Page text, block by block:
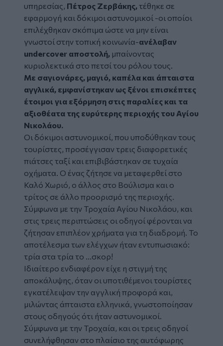
υπηρεσίας, Πέτρος Ζερβάκης,τέθηκε σε
εφαρμογή και δόκιμοι αστυνομικοί -οι οποίοι
επιλέχθηκαν σκόπιμα ώστε να μην είναι
γνωστοί στην τοπική κοινωνία-ανέλαβαν
undercover αποστολή, μπαίνοντας
κυριολεκτικά στο πετσί του ρόλου τους.
Με σαγιονάρες, μαγιό, καπέλα και άπταιστα
αγγλικά, εμφανίστηκαν ως ξένοι επισκέπτες
έτοιμοι για εξόρμηση στις παραλίες και τα
αξιοθέατα της ευρύτερης περιοχής του Αγίου
Νικολάου.
Οι δόκιμοι αστυνομικοί, που υποδύθηκαν τους
τουρίστες, προσέγγισαν τρεις διαφορετικές
πιάτσες ταξί και επιβιβάστηκαν σε τυχαία
οχήματα. Ο ένας ζήτησε να μεταφερθεί στο
Καλό Χωριό, ο άλλος στο Βούλισμα και ο
τρίτος σε άλλο προορισμό της περιοχής.
Σύμφωνα με την Τροχαία Αγίου Νικολάου, και
στις τρεις περιπτώσεις οι οδηγοί φέρονται να
ζήτησαν επιπλέον χρήματα για τη διαδρομή. Το
αποτέλεσμα των ελέγχων ήταν εντυπωσιακό:
τρία στα τρία το ...σκορ!
Ιδιαίτερο ενδιαφέρον είχε η στιγμή της
αποκάλυψης, όταν οι υποτιθέμενοι τουρίστες
εγκατέλειψαν την αγγλική προφορά και,
μιλώντας άπταιστα ελληνικά, γνωστοποίησαν
στους οδηγούς ότι ήταν αστυνομικοί.
Σύμφωνα με την Τροχαία, και οι τρεις οδηγοί
συνελήφθησαν στο πλαίσιο της αυτόφωρης